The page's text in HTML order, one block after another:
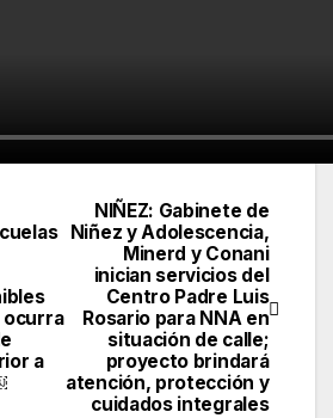
NIÑEZ: Gabinete de
Niñez y Adolescencia,
Minerd y Conani
inician servicios del
Centro Padre Luis
Rosario para NNA en
situación de calle;
proyecto brindará
atención, protección y
cuidados integrales
ocurra
a